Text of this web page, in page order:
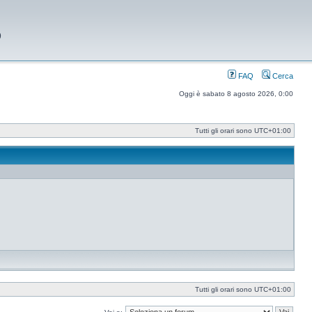
FAQ Cerca
Oggi è sabato 8 agosto 2026, 0:00
Tutti gli orari sono UTC+01:00
Tutti gli orari sono UTC+01:00